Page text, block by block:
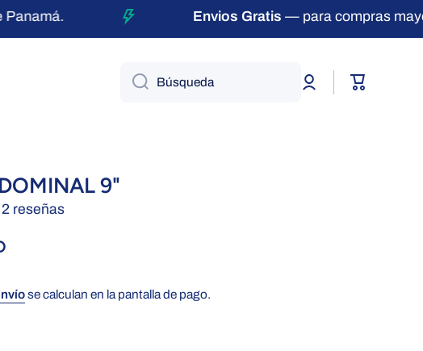
Envios Gratis— para compras
Búsqueda
Iniciar
sesión
Carrito
9"
2 reseñas
se calculan en la pantalla de pago.